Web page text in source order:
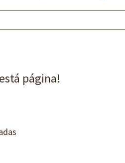
página!